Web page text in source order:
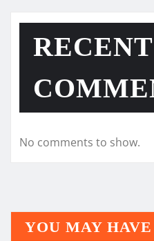
RECENT
No comments to show.
YOU MAY